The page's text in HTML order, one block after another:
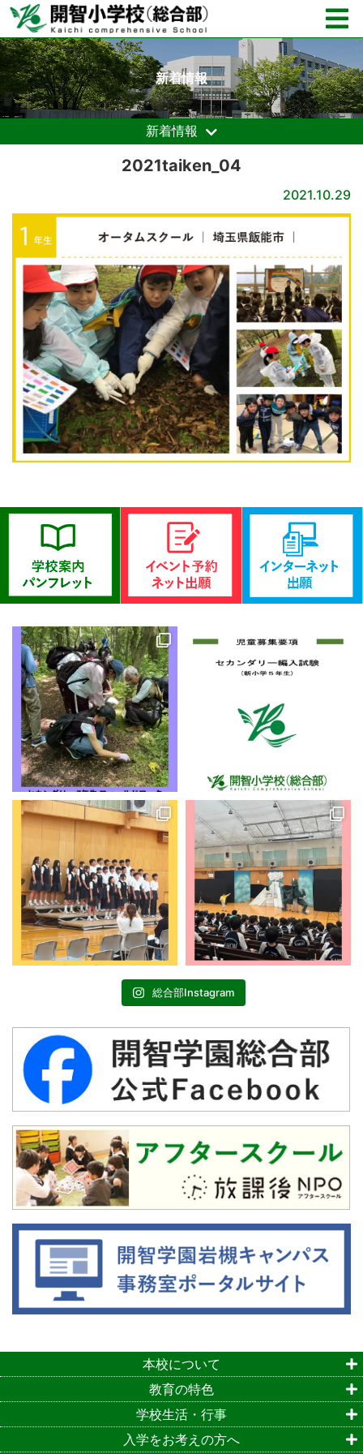
新着情報
新着情報
2021taiken_04
2021.10.29
総合部Instagram
本校について
教育の特色
学校生活・行事
入学をお考えの方へ